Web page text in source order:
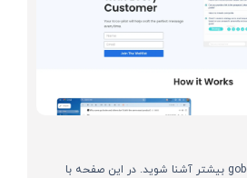
با هوش مصنوعی gobeyond.ai بیشتر آشنا شوید. در این صفحه با